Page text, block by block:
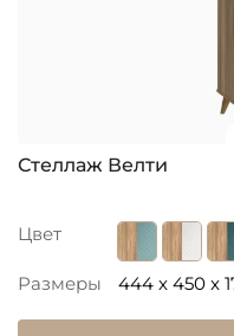
Стеллаж Велти
Цвет
Размеры 444 x 450 x